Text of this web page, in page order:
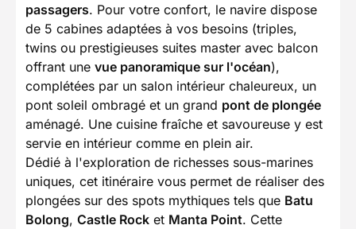
passagers. Pour votre confort, le navire dispose
de 5 cabines adaptées à vos besoins (triples,
twins ou prestigieuses suites master avec balcon
offrant une vue panoramique sur l'océan),
complétées par un salon intérieur chaleureux, un
pont soleil ombragé et un grand pont de plongée
aménagé. Une cuisine fraîche et savoureuse y est
servie en intérieur comme en plein air.
Dédié à l'exploration de richesses sous-marines
uniques, cet itinéraire vous permet de réaliser des
plongées sur des spots mythiques tels que Batu
Bolong, Castle Rock et Manta Point. Cette